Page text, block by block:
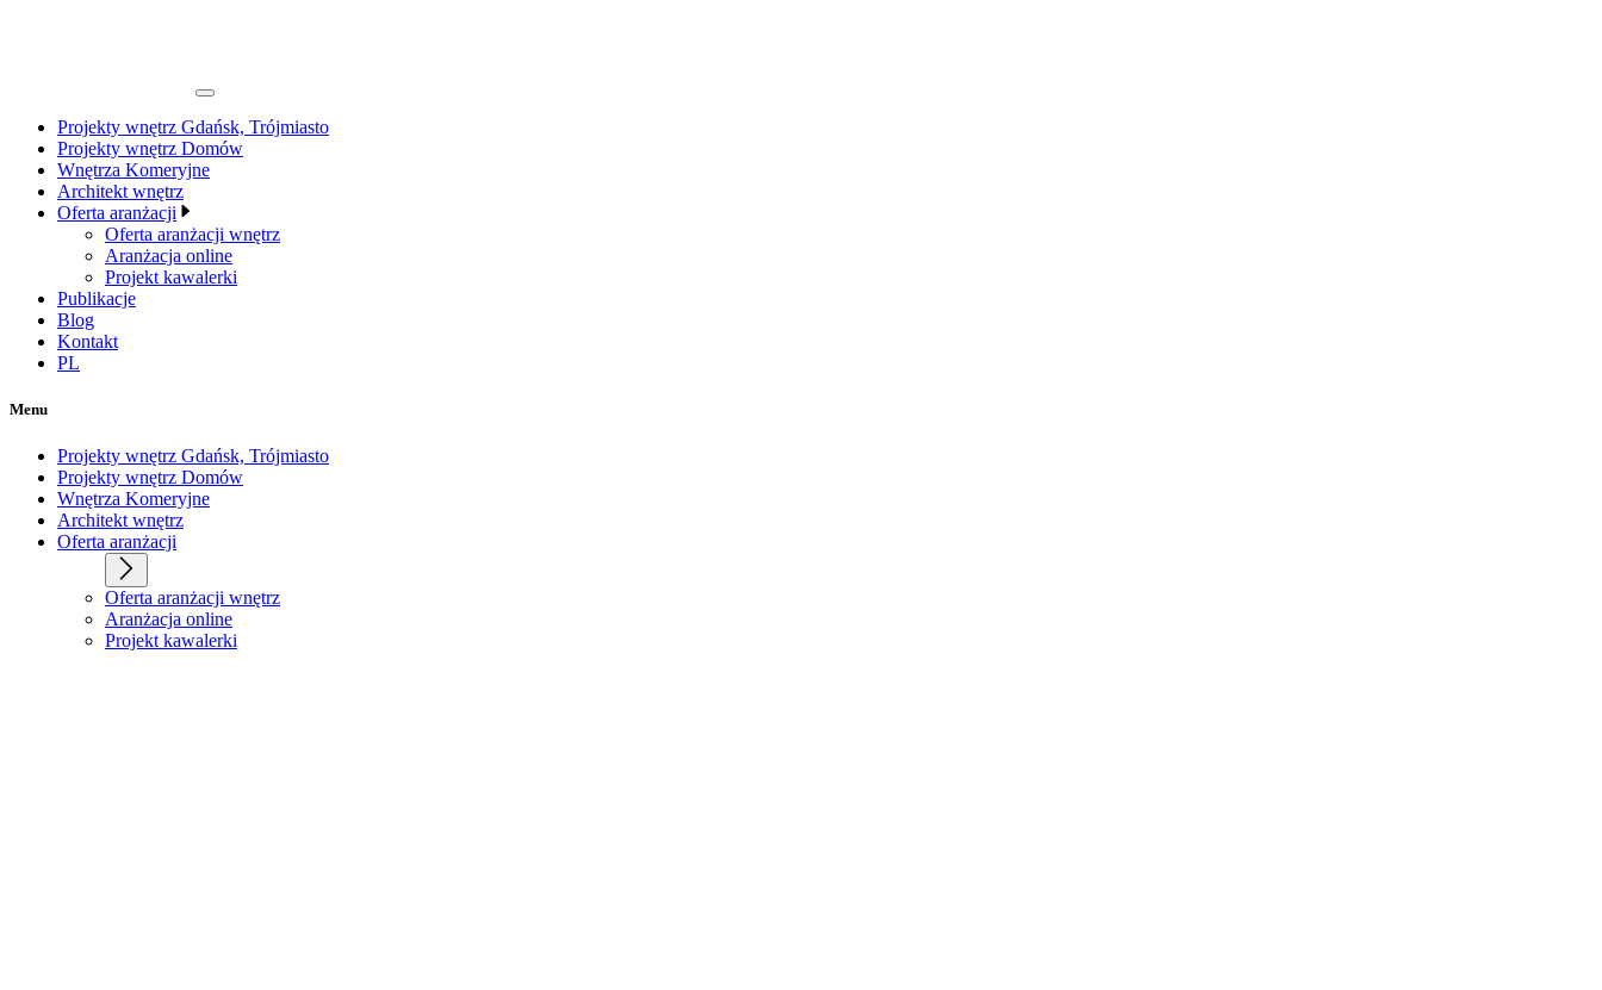
Projekty wnętrz Gdańsk, Trójmiasto
Projekty wnętrz Domów
Wnętrza Komeryjne
Architekt wnętrz
Oferta aranżacji
Oferta aranżacji wnętrz
Aranżacja online
Projekt kawalerki
Publikacje
Blog
Kontakt
PL
Menu
Projekty wnętrz Gdańsk, Trójmiasto
Projekty wnętrz Domów
Wnętrza Komeryjne
Architekt wnętrz
Oferta aranżacji
Oferta aranżacji wnętrz
Aranżacja online
Projekt kawalerki